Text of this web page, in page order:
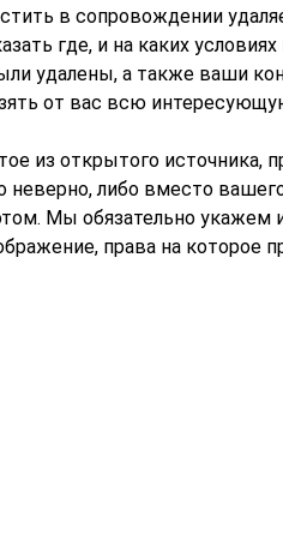
в сопровождении
где, и на каких
удалены, а также ваши
от вас всю
из открытого источника,
неверно, либо вместо
Мы обязательно укажем
права на которое